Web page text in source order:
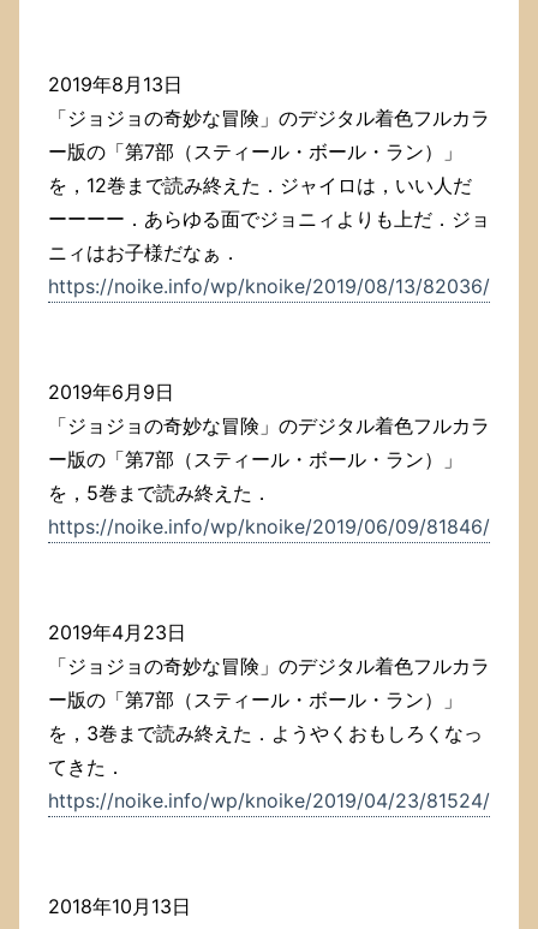
2019年8月13日
「ジョジョの奇妙な冒険」のデジタル着色フルカラ
ー版の「第7部（スティール・ボール・ラン）」
を，12巻まで読み終えた．ジャイロは，いい人だ
ーーーー．あらゆる面でジョニィよりも上だ．ジョ
ニィはお子様だなぁ．
https://noike.info/wp/knoike/2019/08/13/82036/
2019年6月9日
「ジョジョの奇妙な冒険」のデジタル着色フルカラ
ー版の「第7部（スティール・ボール・ラン）」
を，5巻まで読み終えた．
https://noike.info/wp/knoike/2019/06/09/81846/
2019年4月23日
「ジョジョの奇妙な冒険」のデジタル着色フルカラ
ー版の「第7部（スティール・ボール・ラン）」
を，3巻まで読み終えた．ようやくおもしろくなっ
てきた．
https://noike.info/wp/knoike/2019/04/23/81524/
2018年10月13日